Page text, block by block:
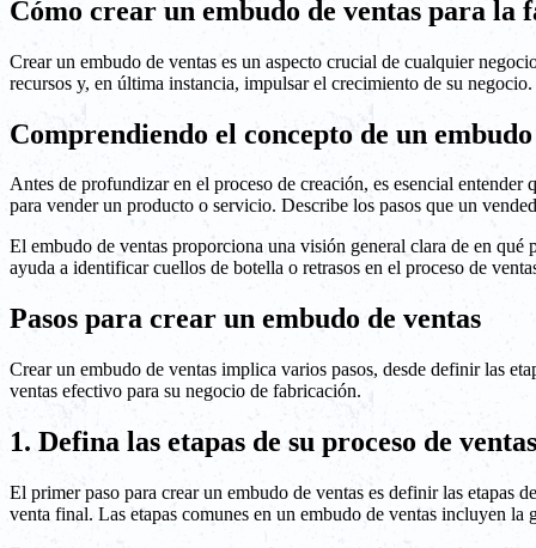
Cómo crear un embudo de ventas para la
Crear un embudo de ventas es un aspecto crucial de cualquier
recursos y, en última instancia, impulsar el crecimiento de su
Comprendiendo el concepto de un
Antes de profundizar en el proceso de creación, es esencial
para vender un producto o servicio. Describe los pasos que un
El embudo de ventas proporciona una visión general clara de en qué
ayuda a identificar cuellos de botella o retrasos en el proceso de
Pasos para crear un embudo de ventas
Crear un embudo de ventas implica varios pasos, desde definir las
ventas efectivo para su negocio de fabricación.
1. Defina las etapas de su proceso de ventas
El primer paso para crear un embudo de ventas es definir las etapas
venta final. Las etapas comunes en un embudo de ventas incluyen